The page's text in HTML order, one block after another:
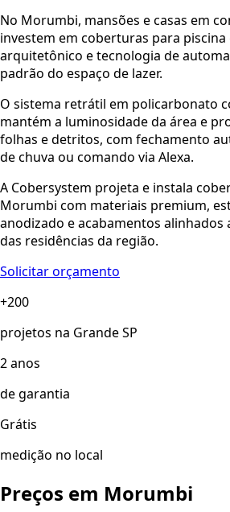
No Morumbi, mansões e casas em
investem em coberturas para
arquitetônico e tecnologia de
padrão do espaço de lazer.
O sistema retrátil em policarbonato
mantém a luminosidade da área e
folhas e detritos, com fechamento
de chuva ou comando via Alexa.
A Cobersystem projeta e instala
Morumbi com materiais premium,
anodizado e acabamentos
das residências da região.
Solicitar orçamento
+200
projetos na Grande SP
2 anos
de garantia
Grátis
medição no local
Preços em Morumbi